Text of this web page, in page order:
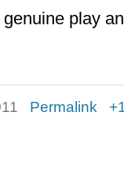
play
Permalink